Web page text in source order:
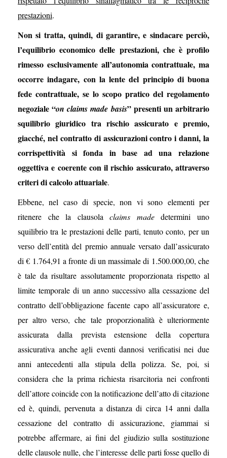
prestazioni.
Non si tratta, quindi, di garantire, e sindacare perciò,
l’equilibrio economico delle prestazioni, che è profilo
rimesso esclusivamente all’autonomia contrattuale, ma
occorre indagare, con la lente del principio di buona
fede contrattuale, se lo scopo pratico del regolamento
negoziale “on claims made basis” presenti un arbitrario
squilibrio giuridico tra rischio assicurato e premio,
giacché, nel contratto di assicurazioni contro i danni, la
corrispettività si fonda in base ad una relazione
oggettiva e coerente con il rischio assicurato, attraverso
criteri di calcolo attuariale.
Ebbene, nel caso di specie, non vi sono elementi per
ritenere che la clausolaclaims madedetermini uno
squilibrio tra le prestazioni delle parti, tenuto conto, per un
verso dell’entità del premio annuale versato dall’assicurato
di € 1.764,91 a fronte di un massimale di 1.500.000,00, che
è tale da risultare assolutamente proporzionata rispetto al
limite temporale di un anno successivo alla cessazione del
contratto dell’obbligazione facente capo all’assicuratore e,
per altro verso, che tale proporzionalità è ulteriormente
assicurata dalla prevista estensione della copertura
assicurativa anche agli eventi dannosi verificatisi nei due
anni antecedenti alla stipula della polizza. Se, poi, si
considera che la prima richiesta risarcitoria nei confronti
dell’attore coincide con la notificazione dell’atto di citazione
ed è, quindi, pervenuta a distanza di circa 14 anni dalla
cessazione del contratto di assicurazione, giammai si
potrebbe affermare, ai fini del giudizio sulla sostituzione
delle clausole nulle, che l’interesse delle parti fosse quello di